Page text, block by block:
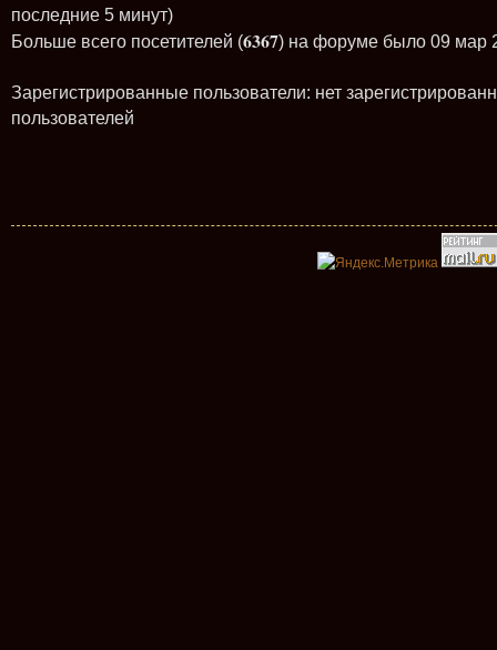
последние 5 минут)
Больше всего посетителей (6367) на форуме было 09 мар
Зарегистрированные пользователи: нет
пользователей